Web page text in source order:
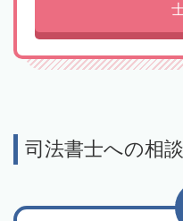
司法書士への相